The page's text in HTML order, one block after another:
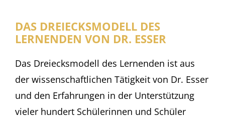
DAS DREIECKSMODELL DES
LERNENDEN VON DR. ESSER
Das Dreiecksmodell des Lernenden ist aus
der wissenschaftlichen Tätigkeit von Dr. Esser
und den Erfahrungen in der Unterstützung
vieler hundert Schülerinnen und Schüler